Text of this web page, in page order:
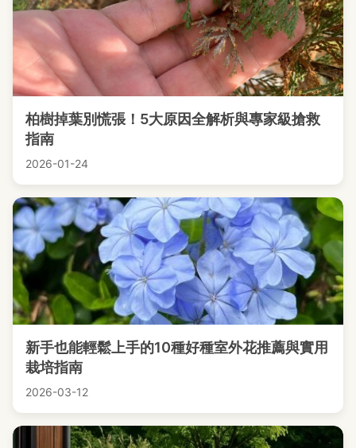
柏樹掉葉別慌張！5大原因全解析與專家級搶救
指南
2026-01-24
新手也能輕鬆上手的10種好種室外花推薦與實用
栽培指南
2026-03-12